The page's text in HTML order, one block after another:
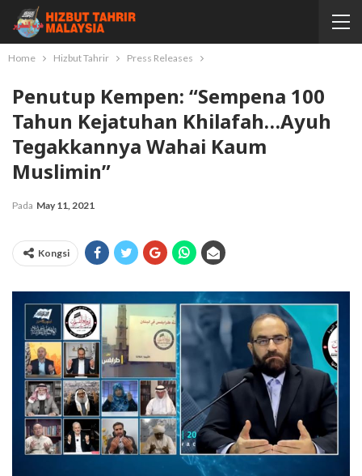
Home Hizbut Tahrir Press Releases
Penutup Kempen: “Sempena 100
Tahun Kejatuhan Khilafah…Ayuh
Tegakkannya Wahai Kaum
Muslimin”
Pada May 11, 2021
Kongsi